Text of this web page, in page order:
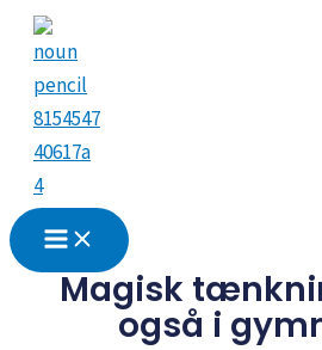
indholdet
Magisk
også i